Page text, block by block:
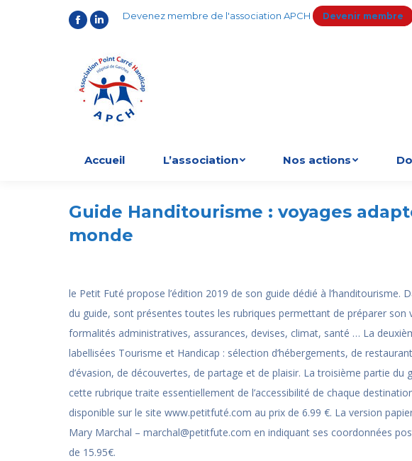
Facebook
LinkedIn
Devenez membre de l'association APCH Devenir membre
Accueil L’association Nos actions
Guide Handitourisme : voyages
monde
le Petit Futé propose l’édition 2019 de son guide dédié à l’handitourisme.
du guide, sont présentes toutes les rubriques permettant de préparer son
formalités administratives, assurances, devises, climat, santé … La
labellisées Tourisme et Handicap : sélection d’hébergements, de
d’évasion, de découvertes, de partage et de plaisir. La troisième partie du
cette rubrique traite essentiellement de l’accessibilité de chaque
disponible sur le site www.petitfuté.com au prix de 6.99 €. La version
Mary Marchal – marchal@petitfute.com en indiquant ses coordonnées
de 15.95€.